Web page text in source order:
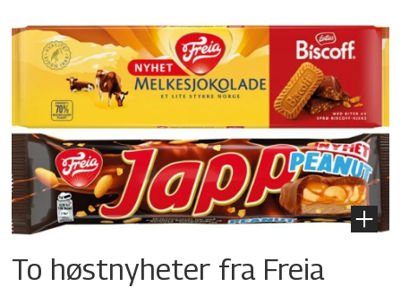
To høstnyheter fra Freia